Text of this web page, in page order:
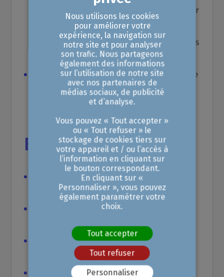
capacité d'hébergement du territoire par
type (hôtellerie, campings, résidences
secondaires), localisation des entreprises
caractéristiques du tourisme... ;
Fiche pays :portrait statistique enrichi de
données qualitatives permettant d’avoir
le profil économique d'un pays.
Bénéfices Client
Décisions basées sur des données
précises et actualisées.
Accès à des analyses exclusives grâce à
nos sources propriétaires.
Techniques avancées de data science
pour des insights pertinents.
Focus sur les dynamiques spécifiques de
Nous utilisons les cookies
pour améliorer votre
expérience, la navigation sur
notre site et pour analyser
son trafic. Nous partageons
également des informations
sur l’utilisation de notre site
avec nos partenaires de
médias sociaux, de publicité
et d’analyse.
Vous pouvez « Tout accepter »
ou « Tout refuser » le
stockage de cookies tiers sur
votre appareil et / ou l’accès à
l’information en cliquant sur
le bouton correspondant.
En cliquant sur «
Personnaliser », vous pouvez
également paramétrer votre
choix.
Tout accepter
Tout refuser
Personnaliser